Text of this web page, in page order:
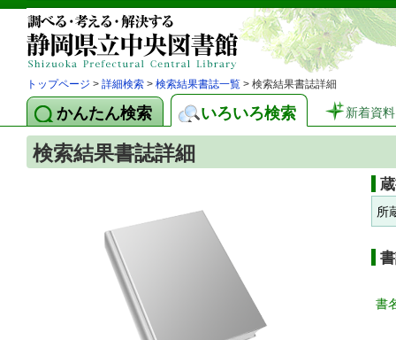
トップページ > 詳細検索 > 検索結果書誌一覧 > 検索結果書誌詳細
かんたん検索 いろいろ検索 新着資料
検索結果書誌詳細
所
書